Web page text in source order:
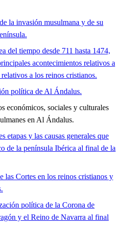
la invasión musulmana y de su
del tiempo desde 711 hasta 1474,
acontecimientos relativos a
a los reinos cristianos.
política de Al Ándalus.
económicos, sociales y culturales
en Al Ándalus.
etapas y las causas generales que
de la península Ibérica al final de la
las Cortes en los reinos cristianos y
política de la Corona de
y el Reino de Navarra al final